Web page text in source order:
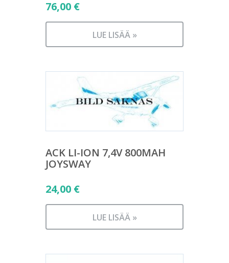
76,00 €
LUE LISÄÄ »
ACK LI-ION 7,4V 800MAH
JOYSWAY
24,00 €
LUE LISÄÄ »